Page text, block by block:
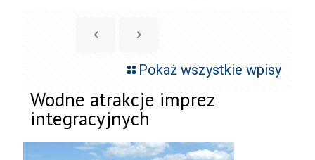
Pokaż wszystkie wpisy
Wodne atrakcje imprez
integracyjnych